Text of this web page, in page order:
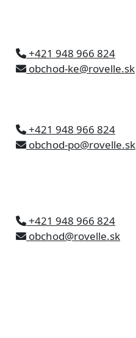
+421 948 966 824
obchod-ke@rovelle.sk
+421 948 966 824
obchod-po@rovelle.sk
+421 948 966 824
obchod@rovelle.sk